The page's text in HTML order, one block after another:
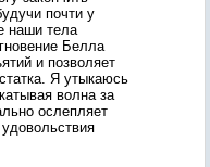
почти у
наши тела
Белла
и позволяет
Я утыкаюсь
волна за
ослепляет